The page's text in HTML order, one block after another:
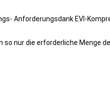
Anforderungsdank EVI-
nur die erforderliche Menge